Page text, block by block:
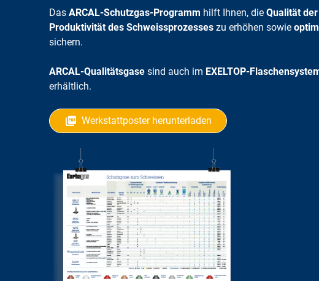
Das ARCAL-Schutzgas-Programm hilft Ihnen, die Qualität
Produktivität des Schweissprozesses zu erhöhen sowie
sichern.
ARCAL-Qualitätsgase sind auch im EXELTOP-
erhältlich.
Werkstattposter herunterladen